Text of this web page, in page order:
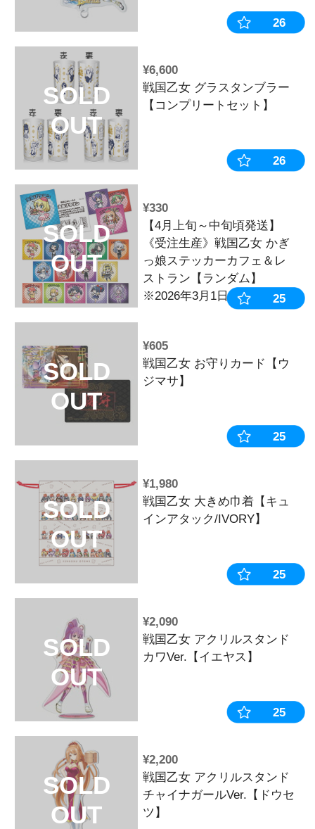
SOLD
OUT
¥770
SOLD
OUT
¥880
P戦国乙女
図柄アクリル
ウセツ】
SOLD
OUT
¥880
P戦国乙女
シテル】
SOLD
OUT
戦国乙女 グ
【コンプリー